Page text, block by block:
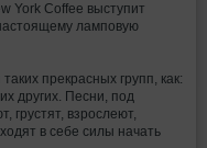
York Coffee выступит
ламповую
прекрасных групп, как:
других. Песни, под
грустят, взрослеют,
в себе силы начать